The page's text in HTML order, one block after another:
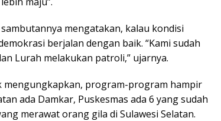
mengatakan, kalau kondisi
berjalan dengan baik. “Kami sudah
Lurah melakukan patroli,” ujarnya.
mengungkapkan, program-program hampir
ada Damkar, Puskesmas ada 6 yang sudah
merawat orang gila di Sulawesi Selatan.